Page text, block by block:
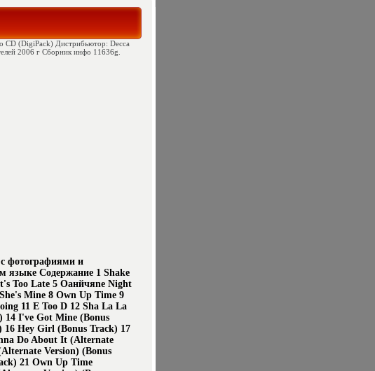
CD (DigiPack) Дистрибьютор: Decca
2006 г Сборник инфо 11636g.
фотографиями и
языке Содержание 1 Shake
Too Late 5 Oанйчяne Night
Mine 8 Own Up Time 9
11 E Too D 12 Sha La La
14 I've Got Mine (Bonus
16 Hey Girl (Bonus Track) 17
Do About It (Alternate
Version) (Bonus
21 Own Up Time